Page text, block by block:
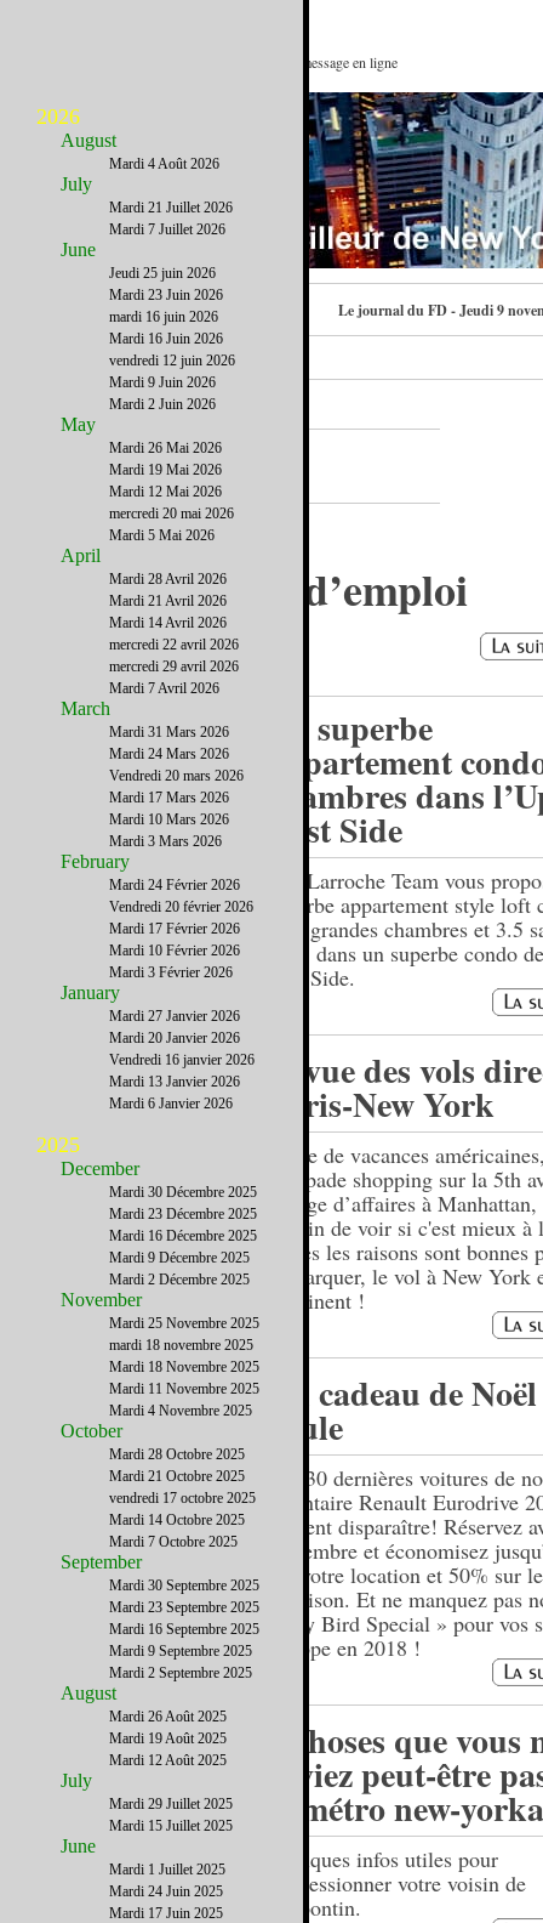
Un sacré numéro : Voir ce message en ligne
Le journal du FD - Jeudi 9
A la Une
Le 9-1-1, mode d’emploi
Un superbe
appartement
chambres dans
East Side
The Larroche Team vous
superbe appartement style loft
de 3 grandes chambres et 3.5
bain, dans un superbe condo
East Side.
Revue des vols
Paris-New York
Envie de vacances
escapade shopping sur la 5th
voyage d’affaires à
besoin de voir si c'est mieux à
toutes les raisons sont bonnes
embarquer, le vol à New York
imminent !
Un cadeau de
roule
Les 30 dernières voitures de
inventaire Renault Eurodrive
doivent disparaître! Réservez
Novembre et économisez
sur votre location et 50% sur
livraison. Et ne manquez pas
Early Bird Special » pour vos
Europe en 2018 !
5 choses que vous
saviez peut-être
le métro new-
Quelques infos utiles pour
impressionner votre voisin de
strapontin.
2026
August
Mardi 4 Août 2026
July
Mardi 21 Juillet 2026
Mardi 7 Juillet 2026
June
Jeudi 25 juin 2026
Mardi 23 Juin 2026
mardi 16 juin 2026
Mardi 16 Juin 2026
vendredi 12 juin 2026
Mardi 9 Juin 2026
Mardi 2 Juin 2026
May
Mardi 26 Mai 2026
Mardi 19 Mai 2026
Mardi 12 Mai 2026
mercredi 20 mai 2026
Mardi 5 Mai 2026
April
Mardi 28 Avril 2026
Mardi 21 Avril 2026
Mardi 14 Avril 2026
mercredi 22 avril 2026
mercredi 29 avril 2026
Mardi 7 Avril 2026
March
Mardi 31 Mars 2026
Mardi 24 Mars 2026
Vendredi 20 mars 2026
Mardi 17 Mars 2026
Mardi 10 Mars 2026
Mardi 3 Mars 2026
February
Mardi 24 Février 2026
Vendredi 20 février 2026
Mardi 17 Février 2026
Mardi 10 Février 2026
Mardi 3 Février 2026
January
Mardi 27 Janvier 2026
Mardi 20 Janvier 2026
Vendredi 16 janvier 2026
Mardi 13 Janvier 2026
Mardi 6 Janvier 2026
2025
December
Mardi 30 Décembre 2025
Mardi 23 Décembre 2025
Mardi 16 Décembre 2025
Mardi 9 Décembre 2025
Mardi 2 Décembre 2025
November
Mardi 25 Novembre 2025
mardi 18 novembre 2025
Mardi 18 Novembre 2025
Mardi 11 Novembre 2025
Mardi 4 Novembre 2025
October
Mardi 28 Octobre 2025
Mardi 21 Octobre 2025
vendredi 17 octobre 2025
Mardi 14 Octobre 2025
Mardi 7 Octobre 2025
September
Mardi 30 Septembre 2025
Mardi 23 Septembre 2025
Mardi 16 Septembre 2025
Mardi 9 Septembre 2025
Mardi 2 Septembre 2025
August
Mardi 26 Août 2025
Mardi 19 Août 2025
Mardi 12 Août 2025
July
Mardi 29 Juillet 2025
Mardi 15 Juillet 2025
June
Mardi 1 Juillet 2025
Mardi 24 Juin 2025
Mardi 17 Juin 2025